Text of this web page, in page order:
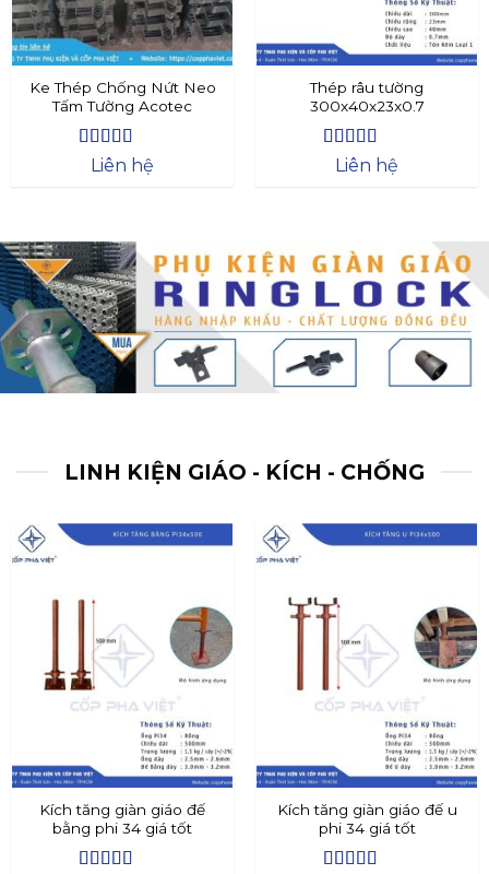
Ke Thép Chống Nứt Neo
Tấm Tường Acotec
Được xếp
Liên hệ
Thép râu tường
300x40x23x0.7
Được xếp
Liên hệ
LINH KIỆN GIÁO - KÍCH - CHỐNG
Kích tăng giàn giáo đế
bằng phi 34 giá tốt
Kích tăng giàn giáo đế u
phi 34 giá tốt